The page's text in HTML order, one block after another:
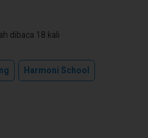
dibaca 18 kali
Harmoni School